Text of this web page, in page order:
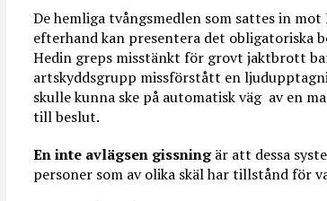
De hemliga tvångsmedlen som sattes in
efterhand kan presentera det obligatoriska
Hedin greps misstänkt för grovt jaktbrott
artskyddsgrupp missförstått en
skulle kunna ske på automatisk väg av en
till beslut.
En inte avlägsen gissningär att dessa
personer som av olika skäl har tillstånd för